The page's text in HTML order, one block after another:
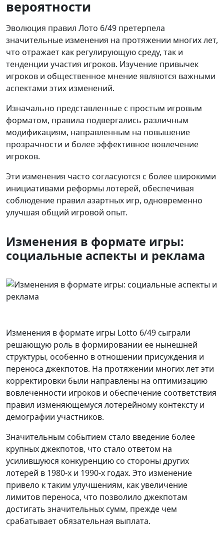
вероятности
Эволюция правил Лото 6/49 претерпела
значительные изменения на протяжении многих лет,
что отражает как регулирующую среду, так и
тенденции участия игроков. Изучение привычек
игроков и общественное мнение являются важными
аспектами этих изменений.
Изначально представленные с простым игровым
форматом, правила подвергались различным
модификациям, направленным на повышение
прозрачности и более эффективное вовлечение
игроков.
Эти изменения часто согласуются с более широкими
инициативами реформы лотерей, обеспечивая
соблюдение правил азартных игр, одновременно
улучшая общий игровой опыт.
Изменения в формате игры:
социальные аспекты и реклама
Изменения в формате игры Lotto 6/49 сыграли
решающую роль в формировании ее нынешней
структуры, особенно в отношении присуждения и
переноса джекпотов. На протяжении многих лет эти
корректировки были направлены на оптимизацию
вовлеченности игроков и обеспечение соответствия
правил изменяющемуся лотерейному контексту и
демографии участников.
Значительным событием стало введение более
крупных джекпотов, что стало ответом на
усилившуюся конкуренцию со стороны других
лотерей в 1980-х и 1990-х годах. Это изменение
привело к таким улучшениям, как увеличение
лимитов переноса, что позволило джекпотам
достигать значительных сумм, прежде чем
срабатывает обязательная выплата.